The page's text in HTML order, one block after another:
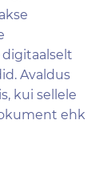
Avaldus
kui sellele
ehk